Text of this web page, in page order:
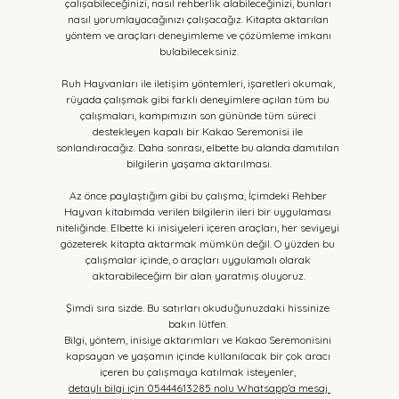
çalışabileceğinizi, nasıl rehberlik alabileceğinizi, bunları
nasıl yorumlayacağınızı çalışacağız. Kitapta aktarılan
yöntem ve araçları deneyimleme ve çözümleme imkanı
bulabileceksiniz.
Ruh Hayvanları ile iletişim yöntemleri, işaretleri okumak,
rüyada çalışmak gibi farklı deneyimlere açılan tüm bu
çalışmaları, kampımızın son gününde tüm süreci
destekleyen kapalı bir Kakao Seremonisi ile
sonlandıracağız. Daha sonrası, elbette bu alanda damıtılan
bilgilerin yaşama aktarılması.
Az önce paylaştığım gibi bu çalışma, İçimdeki Rehber
Hayvan kitabımda verilen bilgilerin ileri bir uygulaması
niteliğinde. Elbette ki inisiyeleri içeren araçları, her seviyeyi
gözeterek kitapta aktarmak mümkün değil. O yüzden bu
çalışmalar içinde, o araçları uygulamalı olarak
aktarabileceğim bir alan yaratmış oluyoruz.
Şimdi sıra sizde. Bu satırları okuduğunuzdaki hissinize
bakın lütfen.
Bilgi, yöntem, inisiye aktarımları ve Kakao Seremonisini
kapsayan ve yaşamın içinde kullanılacak bir çok aracı
içeren bu çalışmaya katılmak isteyenler,
detaylı bilgi için 05444613285 nolu Whatsapp’a mesaj